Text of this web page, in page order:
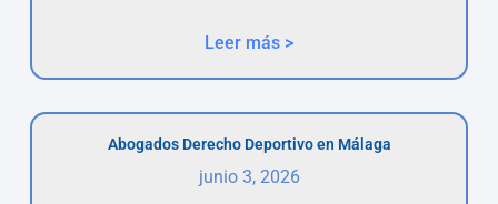
Leer más >
Abogados Derecho Deportivo en Málaga
junio 3, 2026